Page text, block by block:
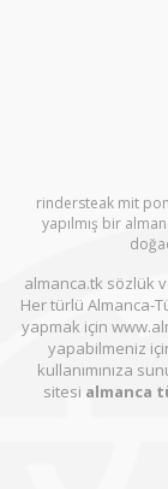
rindersteak mit
yapılmış bir
almanca.tk sözlük
Her türlü Almanca-
yapmak için
yapabilmeniz
kullanımınıza
sitesi almanca